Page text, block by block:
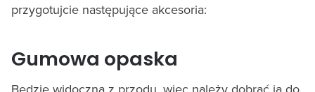
przygotujcie następujące akcesoria:
Gumowa opaska